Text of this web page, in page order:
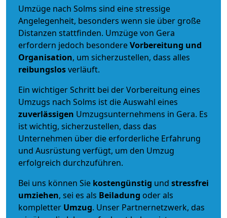
Umzüge nach Solms sind eine stressige
Angelegenheit, besonders wenn sie über große
Distanzen stattfinden. Umzüge von Gera
erfordern jedoch besondereVorbereitung und
Organisation, um sicherzustellen, dass alles
reibungslosverläuft.
Ein wichtiger Schritt bei der Vorbereitung eines
Umzugs nach Solms ist die Auswahl eines
zuverlässigen Umzugsunternehmens in Gera. Es
ist wichtig, sicherzustellen, dass das
Unternehmen über die erforderliche Erfahrung
und Ausrüstung verfügt, um den Umzug
erfolgreich durchzuführen.
Bei uns können Sie kostengünstig und stressfrei
umziehen, sei es als Beiladung oder als
kompletter Umzug. Unser Partnernetzwerk, das